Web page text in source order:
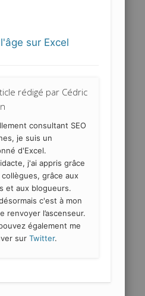
sur Excel
rédigé par Cédric
consultant SEO
je suis un
d'Excel.
j'ai appris grâce
collègues, grâce aux
et aux blogueurs.
c'est à mon
renvoyer l’ascenseur.
également me
surTwitter.